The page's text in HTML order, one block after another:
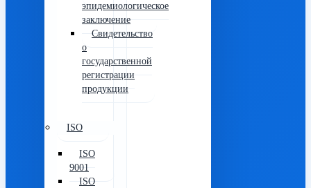
эпидемиологическое
заключение
Свидетельство
о
государственной
регистрации
продукции
ISO
ISO
9001
ISO